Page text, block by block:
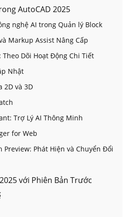
AutoCAD 2025
nghệ AI trong Quản lý Block
Markup Assist Nâng Cấp
Dõi Hoạt Động Chi Tiết
Nhật
2D và 3D
Trợ Lý AI Thông Minh
for Web
Preview: Phát Hiện và Chuyển Đổi
với Phiên Bản Trước